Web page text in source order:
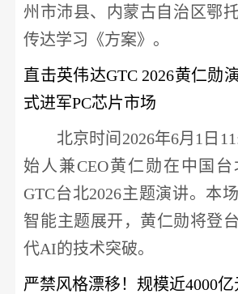
州市沛县、内蒙古自治区鄂
传达学习《方案》。
直击英伟达GTC 2026黄仁勋
式进军PC芯片市场
北京时间 2026年6月1日
始人兼CEO黄仁勋在中国台
GTC台北2026主题演讲。本
智能主题展开，黄仁勋将登
代AI的技术突破。
严禁风格漂移！规模近4000亿